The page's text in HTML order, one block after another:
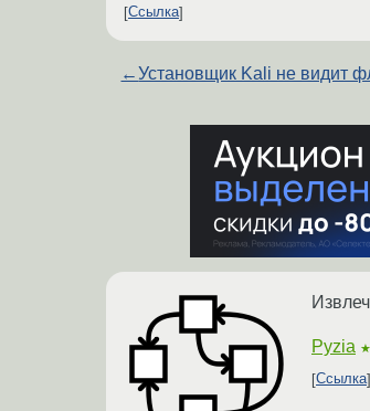
Ссылка
←Установщик Kali не видит
Pyzia
Ссылка